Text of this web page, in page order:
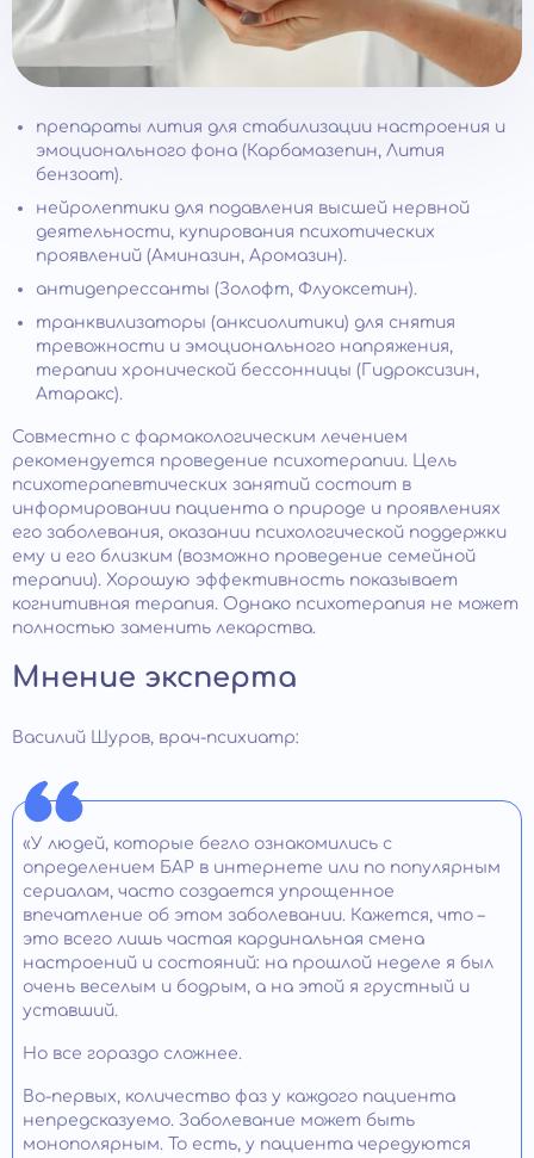
препараты лития для стабилизации настроения и
эмоционального фона (Карбамазепин, Лития
бензоат).
нейролептики для подавления высшей нервной
деятельности, купирования психотических
проявлений (Аминазин, Аромазин).
антидепрессанты (Золофт, Флуоксетин).
транквилизаторы (анксиолитики) для снятия
тревожности и эмоционального напряжения,
терапии хронической бессонницы (Гидроксизин,
Атаракс).
Совместно с фармакологическим лечением
рекомендуется проведение психотерапии. Цель
психотерапевтических занятий состоит в
информировании пациента о природе и проявлениях
его заболевания, оказании психологической поддержки
ему и его близким (возможно проведение семейной
терапии). Хорошую эффективность показывает
когнитивная терапия. Однако психотерапия не может
полностью заменить лекарства.
Мнение эксперта
Василий Шуров, врач-психиатр:
«У людей, которые бегло ознакомились с
определением БАР в интернете или по популярным
сериалам, часто создается упрощенное
впечатление об этом заболевании. Кажется, что –
это всего лишь частая кардинальная смена
настроений и состояний: на прошлой неделе я был
очень веселым и бодрым, а на этой я грустный и
уставший.
Но все гораздо сложнее.
Во-первых, количество фаз у каждого пациента
непредсказуемо. Заболевание может быть
монополярным. То есть, у пациента чередуются